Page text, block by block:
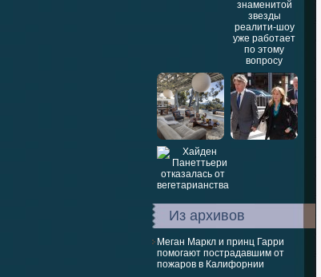
Из архивов
Меган Маркл и принц Гарри
помогают пострадавшим от
пожаров в Калифорнии